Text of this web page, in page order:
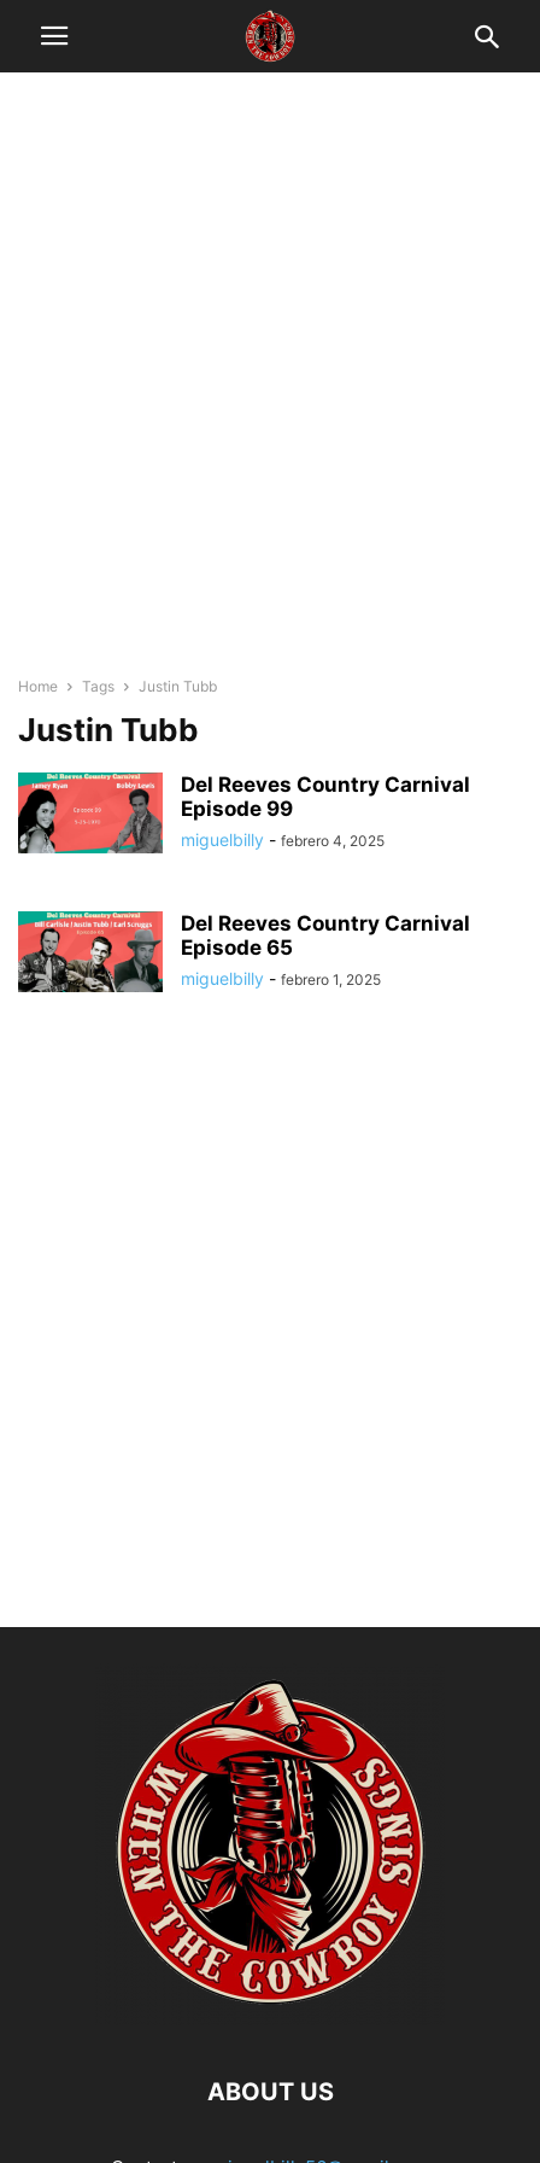
Home Tags Justin Tubb
Justin Tubb
Del Reeves Country Carnival
Episode 99
miguelbilly - febrero 4, 2025
Del Reeves Country Carnival
Episode 65
miguelbilly - febrero 1, 2025
ABOUT US